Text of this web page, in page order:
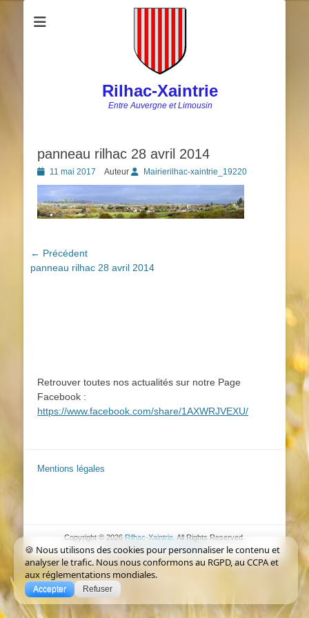
Rilhac-Xaintrie
Entre Auvergne et Limousin
panneau rilhac 28 avril 2014
Posted
on
11 mai 2017 Auteur Mairierilhac-xaintrie_19220
Navigation
de
← Précédent
Article
panneau rilhac 28 avril 2014
Retrouver toutes nos actualités sur notre Page
Facebook :
https://www.facebook.com/share/1AXWRJVEXU/
Mentions légales
Copyright © 2026 Rilhac-Xaintrie . All Rights Reserved.
Catch Base deCatch Themes
🍪 Nous utilisons des cookies pour personnaliser le contenu et
analyser le trafic. Nous nous conformons au RGPD, au CCPA et
aux réglementations mondiales.
Accepter Refuser